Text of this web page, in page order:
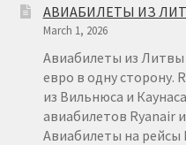
АВИАБИЛЕТЫ ИЗ
March 1, 2026
Авиабилеты из
евро в одну сторону.
из Вильнюса и
авиабилетов Ryanair
Авиабилеты на